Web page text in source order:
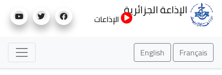
إلى
الإذاعة الجزائرية
الإذاعات
Français
English